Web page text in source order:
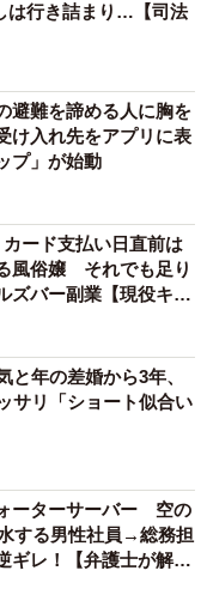
は行き詰まり…【司法
避難を諦める人に胸を
入れ先をアプリに表
プ」が始動
ード支払い日直前は
風俗嬢 それでも足り
ズバー副業【現役キャ
と年の差婚から3年、
サリ「ショート似合い
ーターサーバー 空の
する男性社員→総務担
ギレ！【弁護士が解